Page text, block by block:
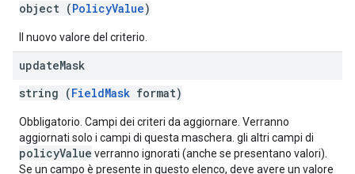
object (PolicyValue)
Il nuovo valore del criterio.
updateMask
string (FieldMask format)
Obbligatorio. Campi dei criteri da aggiornare. Verranno
aggiornati solo i campi di questa maschera. gli altri campi di
policyValue verranno ignorati (anche se presentano valori).
Se un campo è presente in questo elenco, deve avere un valore